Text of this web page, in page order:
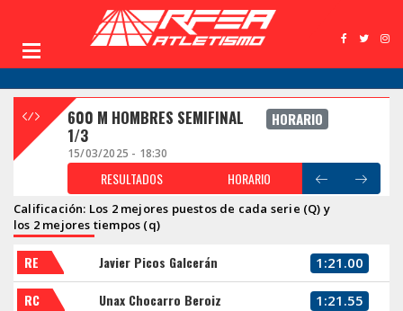
600 M HOMBRES SEMIFINAL
1/3
HORARIO
15/03/2025 - 18:30
RESULTADOS HORARIO
Calificación: Los 2 mejores puestos de cada serie (Q) y
los 2 mejores tiempos (q)
RE Javier Picos Galcerán 1:21.00
RC Unax Chocarro Beroiz 1:21.55